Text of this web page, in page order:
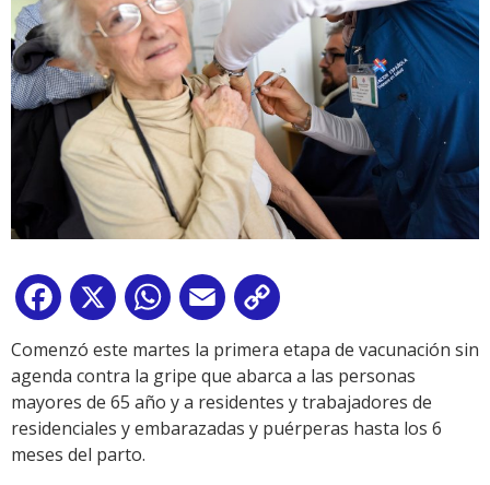
Facebook
X WhatsApp
Email
Link
Comenzó este martes la primera etapa de vacunación sin
agenda contra la gripe que abarca a las personas
mayores de 65 año y a residentes y trabajadores de
residenciales y embarazadas y puérperas hasta los 6
meses del parto.